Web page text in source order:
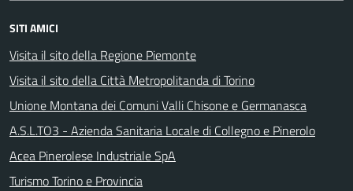
SITI AMICI
Visita il sito della Regione Piemonte
Visita il sito della Città Metropolitanda di Torino
Unione Montana dei Comuni Valli Chisone e Germanasca
A.S.L.TO3 - Azienda Sanitaria Locale di Collegno e Pinerolo
Acea Pinerolese Industriale SpA
Turismo Torino e Provincia